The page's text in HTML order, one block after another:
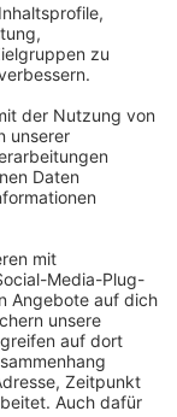
erreicht
jetzt digital